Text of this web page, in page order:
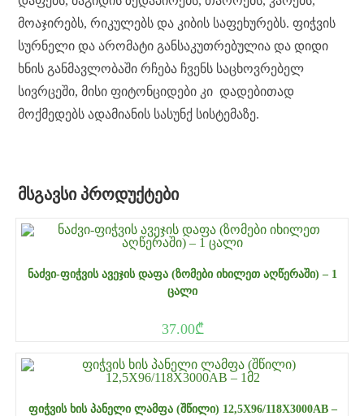
მოაჯირებს, რიკულებს და კიბის საფეხურებს. ფიჭვის
სურნელი და არომატი განსაკუთრებულია და დიდი
ხნის განმავლობაში რჩება ჩვენს საცხოვრებელ
სივრცეში, მისი ფიტონციდები კი დადებითად
მოქმედებს ადამიანის სასუნქ სისტემაზე.
ᲛᲡᲒᲐᲕᲡᲘ ᲞᲠᲝᲓᲣᲥᲢᲔᲑᲘ
ᲜᲐᲫᲕᲘ-ᲤᲘᲭᲕᲘᲡ ᲐᲕᲔᲯᲘᲡ ᲓᲐᲤᲐ (ᲖᲝᲛᲔᲑᲘ ᲘᲮᲘᲚᲔᲗ ᲐᲦᲬᲔᲠᲐᲨᲘ) – 1
ᲪᲐᲚᲘ
37.00₾
ᲤᲘᲭᲕᲘᲡ ᲮᲘᲡ ᲞᲐᲜᲔᲚᲘ ᲚᲐᲛᲤᲐ (ᲨᲬᲘᲚᲘ) 12,5X96/118X3000AB –